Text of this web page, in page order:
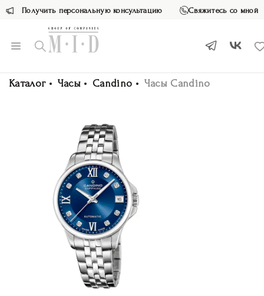
Получить персональную консультацию Свяжитесь со мной
Каталог Часы Candino Часы Candino